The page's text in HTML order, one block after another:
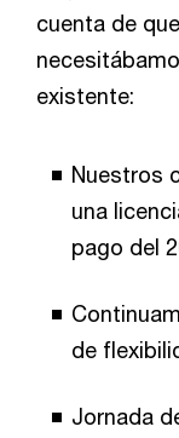
cuenta de
existente:
Nuestros
una
pago del
de
Jornada